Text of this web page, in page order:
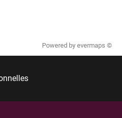
Powered by evermaps ©